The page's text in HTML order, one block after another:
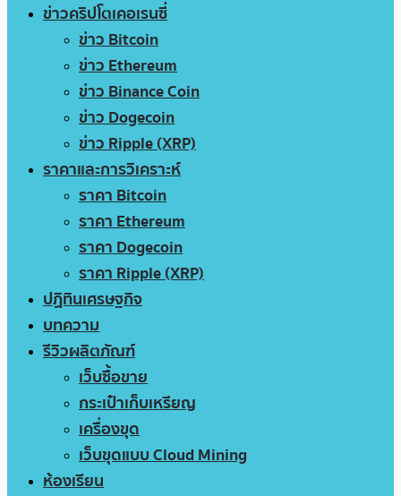
ข่าวคริปโตเคอเรนซี่
ข่าว Bitcoin
ข่าว Ethereum
ข่าว Binance Coin
ข่าว Dogecoin
ข่าว Ripple (XRP)
ราคาและการวิเคราะห์
ราคา Bitcoin
ราคา Ethereum
ราคา Dogecoin
ราคา Ripple (XRP)
ปฏิทินเศรษฐกิจ
บทความ
รีวิวผลิตภัณฑ์
เว็บซื้อขาย
กระเป๋าเก็บเหรียญ
เครื่องขุด
เว็บขุดแบบ Cloud Mining
ห้องเรียน